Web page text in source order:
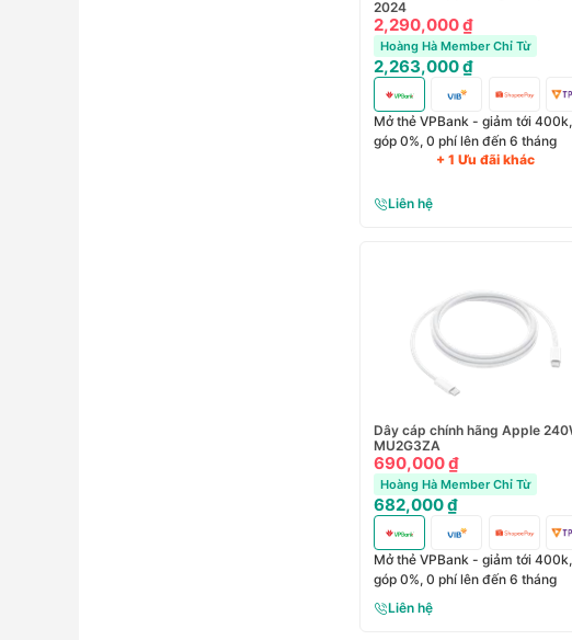
2024
2,290,000 ₫
Hoàng Hà Member Chỉ Từ
2,263,000 ₫
Mở thẻ VPBank - giảm tới
góp 0%, 0 phí lên đến 6 tháng
+ 1 Ưu đãi khác
Liên hệ
Dây cáp chính hãng Apple
MU2G3ZA
690,000 ₫
Hoàng Hà Member Chỉ Từ
682,000 ₫
Mở thẻ VPBank - giảm tới
góp 0%, 0 phí lên đến 6 tháng
Liên hệ